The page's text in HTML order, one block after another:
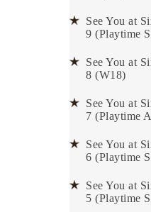
See You at
9 (Playtime
See You at
8 (W18)
See You at
7 (Playtime
See You at
6 (Playtime
See You at
5 (Playtime